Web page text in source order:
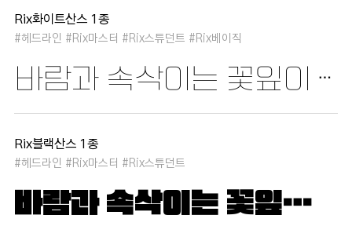
Rix화이트산스 1종
#헤드라인 #Rix마스터 #Rix스튜던트 #Rix베이직
바람과 속삭이는 꽃잎이 춤추듯 하늘을 날아 새처럼 꿈은 자유롭고 별빛처럼 빛나 새벽의 고요함 속에서 겨울 눈처럼 순수한 열정은 봄을 부른다
Rix블랙산스 1종
#헤드라인 #Rix마스터 #Rix스튜던트
바람과 속삭이는 꽃잎이 춤추듯 하늘을 날아 새처럼 꿈은 자유롭고 별빛처럼 빛나 새벽의 고요함 속에서 겨울 눈처럼 순수한 열정은 봄을 부른다